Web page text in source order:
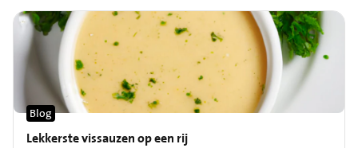
Lekkerste vissauzen op een rij
Blog